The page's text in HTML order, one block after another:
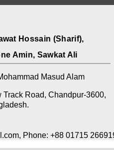
Hossain (Sharif),
Amin, Sawkat Ali
Masud Alam
Road, Chandpur-3600,
Phone: +88 01715